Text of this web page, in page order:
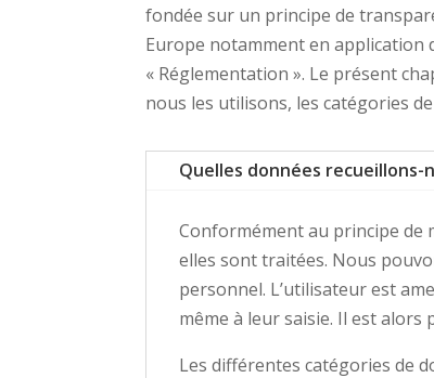
fondée sur un principe de
Europe notamment en application
« Réglementation ». Le présent
nous les utilisons, les catégories
Quelles données recueillons-
Conformément au principe de
elles sont traitées. Nous
personnel. L’utilisateur est
même à leur saisie. Il est
Les différentes catégories de